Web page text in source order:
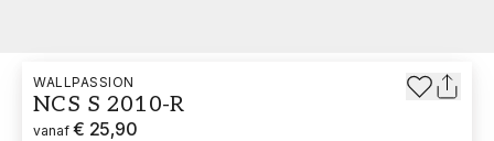
WALLPASSION
NCS S 2010-R
vanaf € 25,90